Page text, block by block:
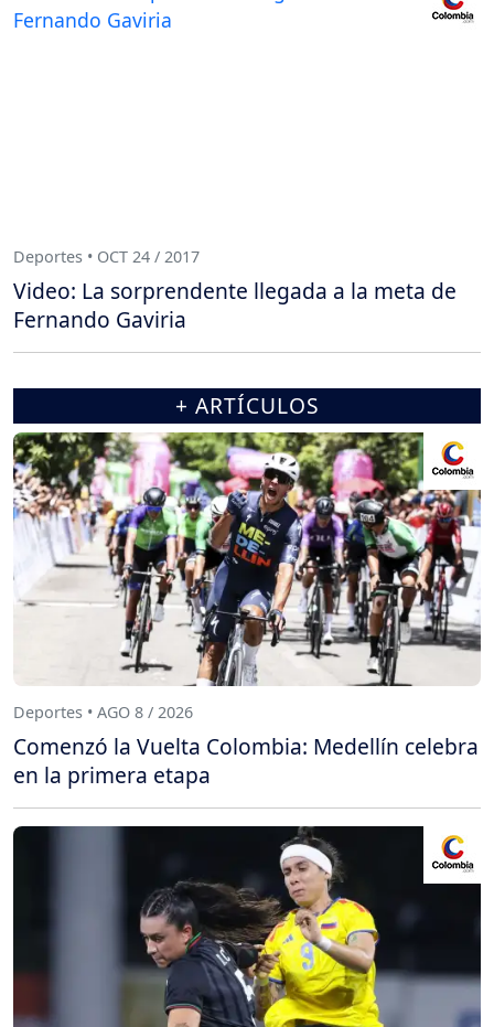
Deportes • OCT 24 / 2017
Video: La sorprendente llegada a la meta de
Fernando Gaviria
+ ARTÍCULOS
Deportes • AGO 8 / 2026
Comenzó la Vuelta Colombia: Medellín celebra
en la primera etapa